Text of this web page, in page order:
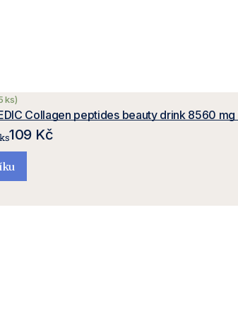
Collagen peptides beauty drink 8560 mg
ks)
109 Kč